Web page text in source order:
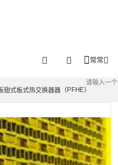
常常
翅式板式热交换器器（PFHE）